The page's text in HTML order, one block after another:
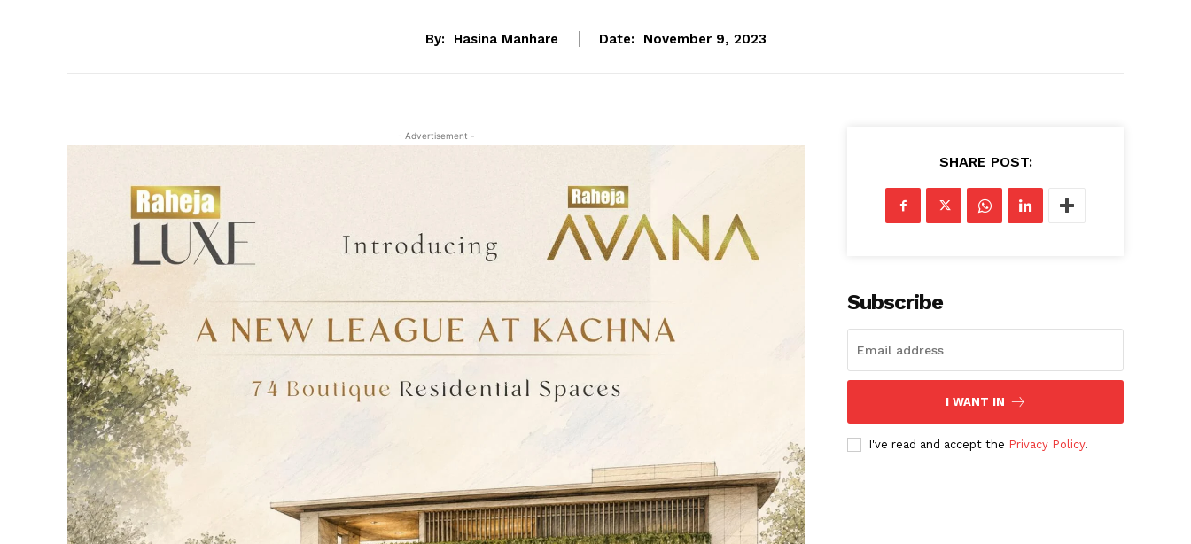
By: Hasina Manhare Date: November 9, 2023
- Advertisement -
SHARE POST:
Subscribe
I WANT IN
I've read and accept the Privacy Policy.